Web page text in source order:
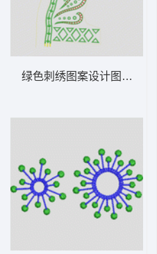
单曲线领
绿色刺绣图案设计图 几何